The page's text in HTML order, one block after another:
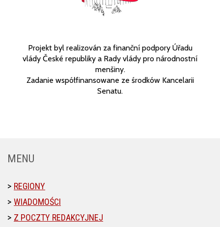
Projekt byl realizován za finanční podpory Úřadu
vlády České republiky a Rady vlády pro národnostní
menšiny.
Zadanie współfinansowane ze środków Kancelarii
Senatu.
MENU
REGIONY
WIADOMOŚCI
Z POCZTY REDAKCYJNEJ